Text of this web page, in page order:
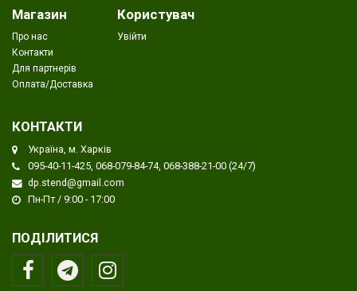
Магазин
Про нас
Контакти
Для партнерів
Оплата/Доставка
Користувач
Увійти
КОНТАКТИ
Україна, м. Харків
095-40-11-425, 068-079-84-74, 068-388-21-00 (24/7)
dp.stend@gmail.com
Пн-Пт / 9:00 - 17:00
ПОДІЛИТИСЯ